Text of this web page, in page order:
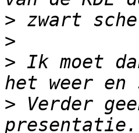
>
>
> Ik moet
> Verder